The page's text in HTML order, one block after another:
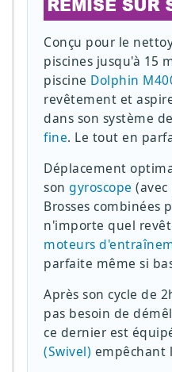
Conçu pour le
piscines jusqu'à 15
piscine Dolphin
revêtement et
dans son système de
fine. Le tout en
Déplacement
son gyroscope
Brosses combinées
n'importe quel
moteurs
parfaite même si
Après son cycle de
pas besoin de
ce dernier est
(Swivel) empêchant